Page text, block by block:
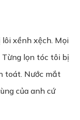
xềnh xệch. Mọi
lọn tóc tôi bị
toát. Nước mắt
của anh cứ